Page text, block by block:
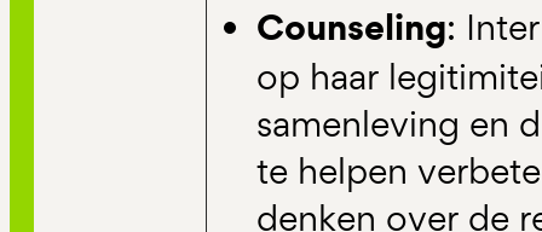
Counseling:
op haar
samenleving en
te helpen
denken over de